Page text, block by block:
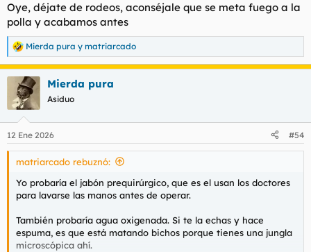
Todos estos sistemas pueden generar irritación y picor, pero no
creo que se te caiga la pisha
Oye, déjate de rodeos, aconséjale que se meta fuego a la
polla y acabamos antes
R
e
a
i
e
s
Mierda pura y matriarcado
Mierda pura
Asiduo
12 Ene 2026 #54
matriarcado rebuznó:
Yo probaría el jabón prequirúrgico, que es el usan los doctores
para lavarse las manos antes de operar.
También probaría agua oxigenada. Si te la echas y hace
espuma, es que está matando bichos porque tienes una jungla
microscópica ahí.